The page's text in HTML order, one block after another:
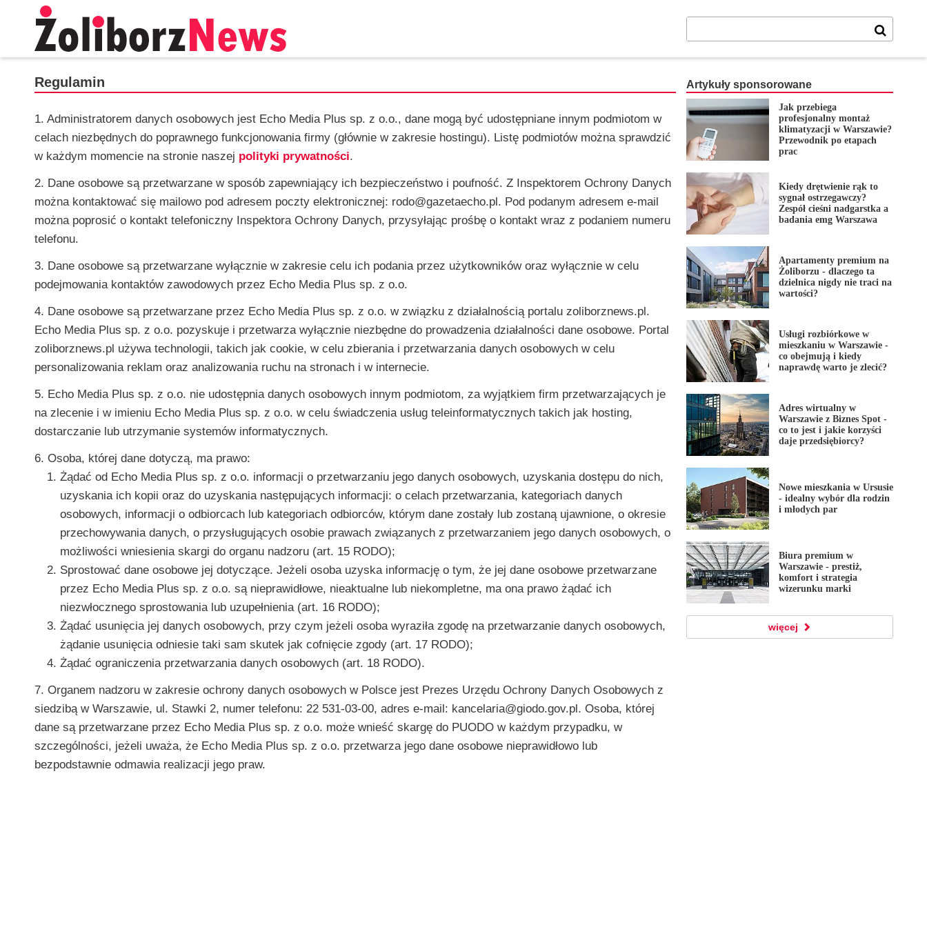
Regulamin
1. Administratorem danych osobowych jest Echo Media Plus sp. z o.o., dane mogą być udostępniane innym podmiotom w
celach niezbędnych do poprawnego funkcjonowania firmy (głównie w zakresie hostingu). Listę podmiotów można sprawdzić
w każdym momencie na stronie naszej polityki prywatności.
2. Dane osobowe są przetwarzane w sposób zapewniający ich bezpieczeństwo i poufność. Z Inspektorem Ochrony Danych
można kontaktować się mailowo pod adresem poczty elektronicznej: rodo@gazetaecho.pl. Pod podanym adresem e-mail
można poprosić o kontakt telefoniczny Inspektora Ochrony Danych, przysyłając prośbę o kontakt wraz z podaniem numeru
telefonu.
3. Dane osobowe są przetwarzane wyłącznie w zakresie celu ich podania przez użytkowników oraz wyłącznie w celu
podejmowania kontaktów zawodowych przez Echo Media Plus sp. z o.o.
4. Dane osobowe są przetwarzane przez Echo Media Plus sp. z o.o. w związku z działalnością portalu zoliborznews.pl.
Echo Media Plus sp. z o.o. pozyskuje i przetwarza wyłącznie niezbędne do prowadzenia działalności dane osobowe. Portal
zoliborznews.pl używa technologii, takich jak cookie, w celu zbierania i przetwarzania danych osobowych w celu
personalizowania reklam oraz analizowania ruchu na stronach i w internecie.
5. Echo Media Plus sp. z o.o. nie udostępnia danych osobowych innym podmiotom, za wyjątkiem firm przetwarzających je
na zlecenie i w imieniu Echo Media Plus sp. z o.o. w celu świadczenia usług teleinformatycznych takich jak hosting,
dostarczanie lub utrzymanie systemów informatycznych.
6. Osoba, której dane dotyczą, ma prawo:
Żądać od Echo Media Plus sp. z o.o. informacji o przetwarzaniu jego danych osobowych, uzyskania dostępu do nich,
uzyskania ich kopii oraz do uzyskania następujących informacji: o celach przetwarzania, kategoriach danych
osobowych, informacji o odbiorcach lub kategoriach odbiorców, którym dane zostały lub zostaną ujawnione, o okresie
przechowywania danych, o przysługujących osobie prawach związanych z przetwarzaniem jego danych osobowych, o
możliwości wniesienia skargi do organu nadzoru (art. 15 RODO);
Sprostować dane osobowe jej dotyczące. Jeżeli osoba uzyska informację o tym, że jej dane osobowe przetwarzane
przez Echo Media Plus sp. z o.o. są nieprawidłowe, nieaktualne lub niekompletne, ma ona prawo żądać ich
niezwłocznego sprostowania lub uzupełnienia (art. 16 RODO);
Żądać usunięcia jej danych osobowych, przy czym jeżeli osoba wyraziła zgodę na przetwarzanie danych osobowych,
żądanie usunięcia odniesie taki sam skutek jak cofnięcie zgody (art. 17 RODO);
Żądać ograniczenia przetwarzania danych osobowych (art. 18 RODO).
7. Organem nadzoru w zakresie ochrony danych osobowych w Polsce jest Prezes Urzędu Ochrony Danych Osobowych z
siedzibą w Warszawie, ul. Stawki 2, numer telefonu: 22 531-03-00, adres e-mail: kancelaria@giodo.gov.pl. Osoba, której
dane są przetwarzane przez Echo Media Plus sp. z o.o. może wnieść skargę do PUODO w każdym przypadku, w
szczególności, jeżeli uważa, że Echo Media Plus sp. z o.o. przetwarza jego dane osobowe nieprawidłowo lub
bezpodstawnie odmawia realizacji jego praw.
Artykuły sponsorowane
Jak przebiega
profesjonalny montaż
klimatyzacji w Warszawie?
Przewodnik po etapach
prac
Kiedy drętwienie rąk to
sygnał ostrzegawczy?
Zespół cieśni nadgarstka a
badania emg Warszawa
Apartamenty premium na
Żoliborzu - dlaczego ta
dzielnica nigdy nie traci na
wartości?
Usługi rozbiórkowe w
mieszkaniu w Warszawie -
co obejmują i kiedy
naprawdę warto je zlecić?
Adres wirtualny w
Warszawie z Biznes Spot -
co to jest i jakie korzyści
daje przedsiębiorcy?
Nowe mieszkania w Ursusie
- idealny wybór dla rodzin
i młodych par
Biura premium w
Warszawie - prestiż,
komfort i strategia
wizerunku marki
więcej